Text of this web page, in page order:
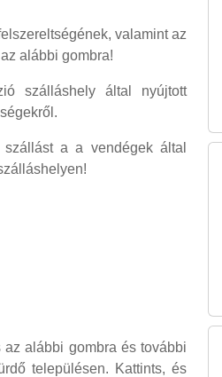
valamint az
alábbi gombra!
szálláshely által nyújtott
a a vendégek által
alábbi gombra és további
településen. Kattints, és